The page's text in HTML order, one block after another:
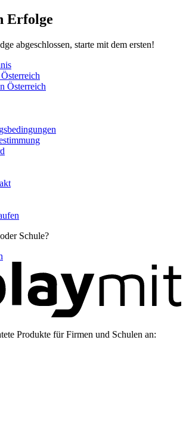
Erfolge
abgeschlossen, starte mit dem ersten!
Österreich
Schule?
Produkte für Firmen und Schulen an: